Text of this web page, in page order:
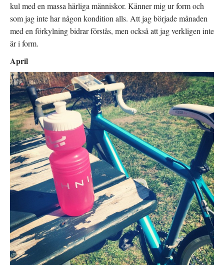
kul med en massa härliga människor. Känner mig ur form och
som jag inte har någon kondition alls. Att jag började månaden
med en förkylning bidrar förstås, men också att jag verkligen inte
är i form.
April